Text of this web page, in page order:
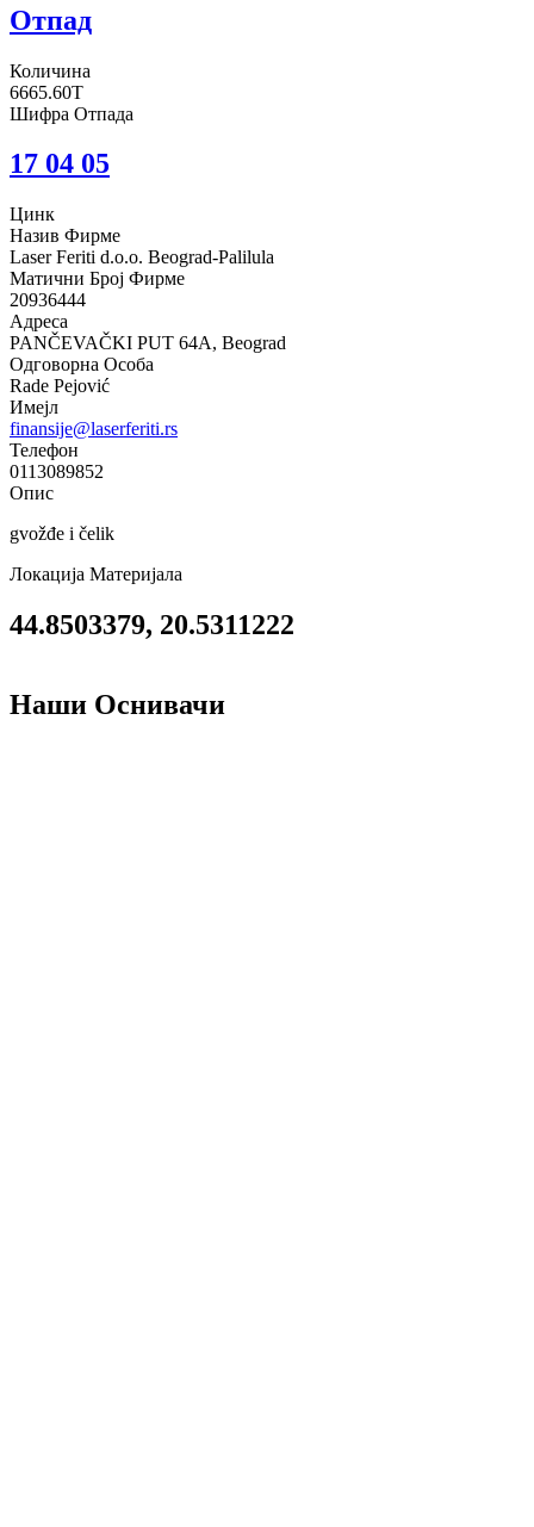
Отпад
Количина
6665.60T
Шифра Отпада
17 04 05
Цинк
Назив Фирме
Laser Feriti d.o.o. Beograd-Palilula
Матични Број Фирме
20936444
Адреса
PANČEVAČKI PUT 64A, Beograd
Одговорна Особа
Rade Pejović
Имејл
finansije@laserferiti.rs
Телефон
0113089852
Опис
gvožđe i čelik
Локација Материјала
44.8503379, 20.5311222
Наши Оснивачи